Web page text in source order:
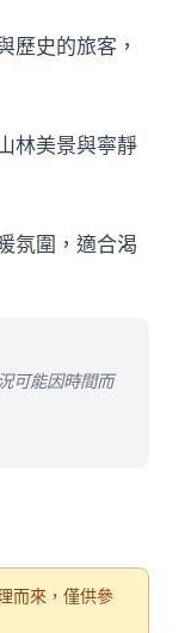
歷史的旅客，
林美景與寧靜
氛圍，適合渴
可能因時間而
而來，僅供參